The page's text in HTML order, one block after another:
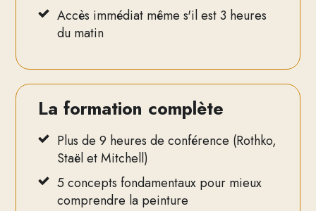
Accès immédiat même s'il est 3 heures
du matin
La formation complète
Plus de 9 heures de conférence (Rothko,
Staël et Mitchell)
5 concepts fondamentaux pour mieux
comprendre la peinture